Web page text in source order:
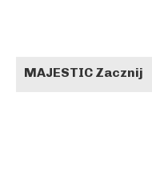
MAJESTIC Zacznij